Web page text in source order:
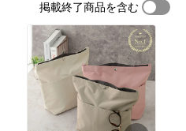
掲載終了商品を含む